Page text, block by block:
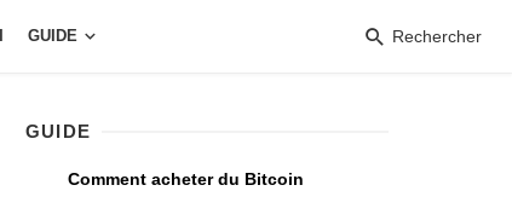
GUIDE Rechercher
GUIDE
Comment acheter du Bitcoin